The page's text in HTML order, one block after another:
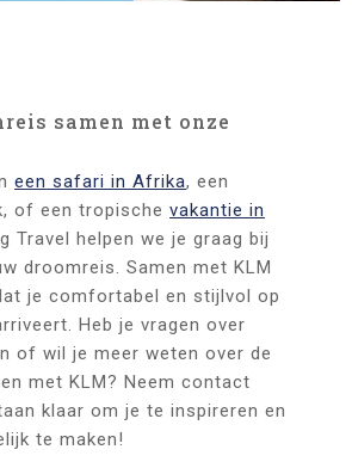
samen met onze
een safari in Afrika, een
of een tropische vakantie in
Travel helpen we je graag bij
droomreis. Samen met KLM
je comfortabel en stijlvol op
Heb je vragen over
of wil je meer weten over de
met KLM? Neem contact
klaar om je te inspireren en
te maken!